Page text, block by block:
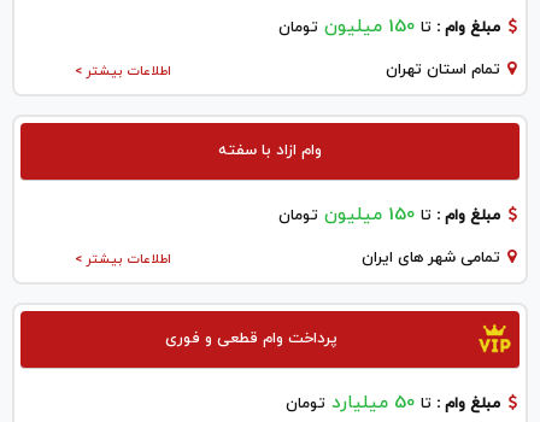
مبلغ وام : تا 150 میلیون تومان
اطلاعات بیشتر > تمام استان تهران
وام ازاد با سفته
مبلغ وام : تا 150 میلیون تومان
اطلاعات بیشتر > تمامی شهر های ایران
پرداخت وام قطعی و فوری
مبلغ وام : تا 50 میلیارد تومان